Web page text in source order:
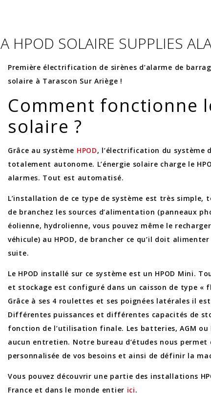
A HPOD SOLAIRE SUPPLIES
Première électrification de sirènes d’alarme de
solaire à Tarascon Sur Ariège !
Comment fonctionne
solaire ?
Grâce au système HPOD, l’électrification du système
totalement autonome. L’énergie solaire charge le
alarmes. Tout est automatisé.
L’installation de ce type de système est très simple,
de branchez les sources d’alimentation (panneaux
éolienne, hydrolienne, vous pouvez même le
véhicule) au HPOD, de brancher ce qu’il doit
suite.
Le HPOD installé sur ce système est un HPOD Mini.
et stockage est configuré dans un caisson de type «
Grâce à ses 4 roulettes et ses poignées latérales il
Différentes puissances et différentes capacités de
fonction de l’utilisation finale. Les batteries, AGM
aucun entretien. Notre bureau d’études nous permet
personnalisée de vos besoins et ainsi de définir la
Vous pouvez découvrir une partie des installations
France et dans le monde entier ici.